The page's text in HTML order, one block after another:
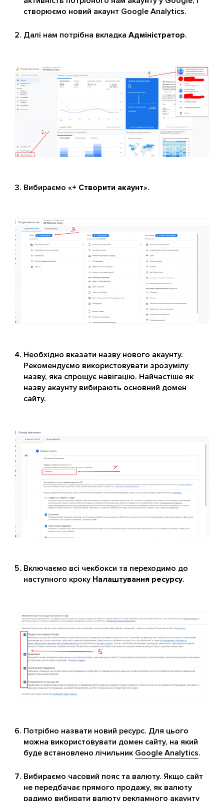
створюємо новий акаунт Google Analytics.
Далі нам потрібна вкладка Адміністратор.
Вибираємо «+ Створити акаунт».
Необхідно вказати назву нового акаунту.
Рекомендуємо використовувати зрозумілу
назву, яка спрощує навігацію. Найчастіше як
назву акаунту вибирають основний домен
сайту.
Включаємо всі чекбокси та переходимо до
наступного кроку Налаштування ресурсу.
Потрібно назвати новий ресурс. Для цього
можна використовувати домен сайту, на який
буде встановлено лічильник Google Analytics.
Вибираємо часовий пояс та валюту. Якщо сайт
не передбачає прямого продажу, як валюту
радимо вибирати валюту рекламного акаунту